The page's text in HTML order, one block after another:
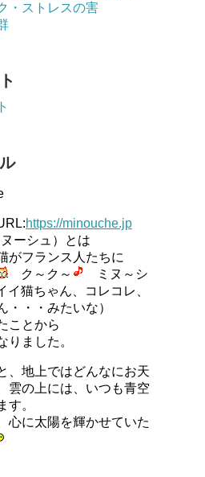
・ストレスの害
https://minouche.jp
ーシュ）とは
がフランス人たちに
ク～ク～
ミヌ～シ
イ猫ちゃん、コレコレ、
・・・みたいな）
ことから
りました。
、地上ではどんなにお天
雲の上には、いつも青空
す。
心に太陽を輝かせていた